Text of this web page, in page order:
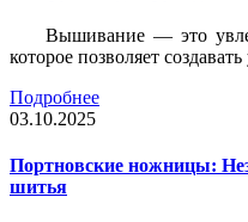
Вышивание — это
которое позволяет
Подробнее
03.10.2025
Портновские ножницы:
шитья